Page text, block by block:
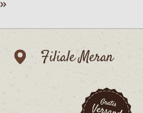
Filiale Meran